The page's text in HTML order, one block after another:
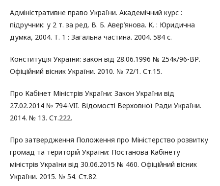
Адміністративне право України. Академічний курс :
підручник: у 2 т. за ред. В. Б. Авер’янова. К. : Юридична
думка, 2004. Т. 1 : Загальна частина. 2004. 584 с.
Конституція України: закон від 28.06.1996 № 254к/96-ВР.
Офіційний вісник України. 2010. № 72/1. Ст.15.
Про Кабінет Міністрів України: Закон України від
27.02.2014 № 794-VII. Відомості Верховної Ради України.
2014. № 13. Ст.222.
Про затвердження Положення про Міністерство розвитку
громад та територій України: Постанова Кабінету
міністрів України від 30.06.2015 № 460. Офіційний вісник
України. 2015. № 54. Ст.82.